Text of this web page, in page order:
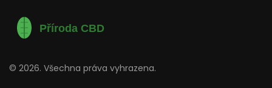
© 2026. Všechna práva vyhrazena.